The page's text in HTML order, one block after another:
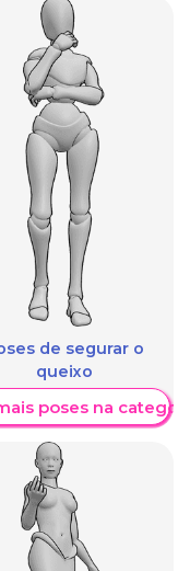
de segurar o
queixo
poses na